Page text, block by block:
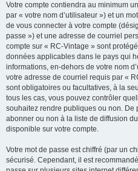
Votre compte contiendra au minimum
par « votre nom d’utilisateur ») et un
de vous connecter à votre compte
passe ») et une adresse de courriel
compte sur « RC-Vintage » sont
données applicables dans le pays qui
informations, en-dehors de votre nom
votre adresse de courriel requis par «
sont obligatoires ou facultatives, à la
tous les cas, vous pouvez contrôler
souhaitez rendre publiques ou non. De
abonner ou non à la liste de diffusion
disponible sur votre compte.
Votre mot de passe est chiffré (par un
sécurisé. Cependant, il est